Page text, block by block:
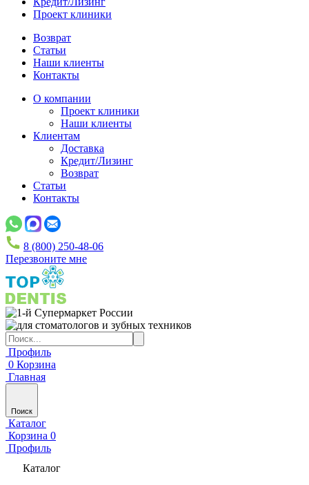
Проект клиники
Возврат
Статьи
Наши клиенты
Контакты
О компании
Проект клиники
Наши клиенты
Клиентам
Доставка
Кредит/Лизинг
Возврат
Статьи
Контакты
8 (800) 250-48-06
Перезвоните мне
Профиль
0 Корзина
Главная
Поиск
Каталог
Корзина 0
Профиль
Каталог